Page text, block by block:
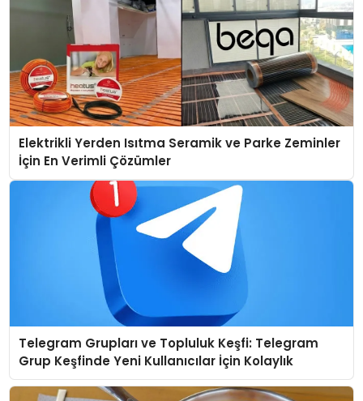
Elektrikli Yerden Isıtma Seramik ve Parke Zeminler
İçin En Verimli Çözümler
Telegram Grupları ve Topluluk Keşfi: Telegram
Grup Keşfinde Yeni Kullanıcılar İçin Kolaylık